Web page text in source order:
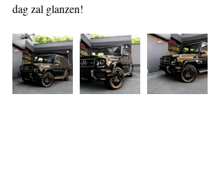
dag zal glanzen!